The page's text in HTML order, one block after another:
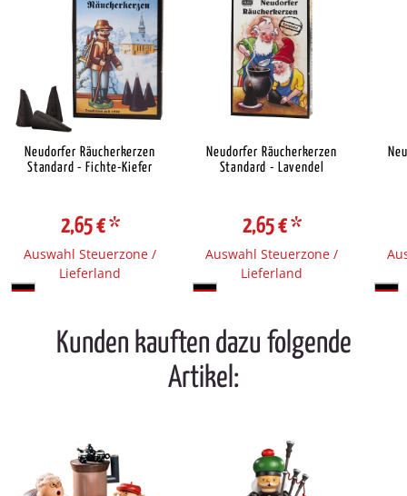
Neudorfer Räucherkerzen
Standard - Fichte-Kiefer
2,65 €*
Auswahl Steuerzone /
Lieferland
Neudorfer Räucherkerzen
Standard - Lavendel
2,65 €*
Auswahl Steuerzone /
Lieferland
Kunden kauften dazu folgende
Artikel: